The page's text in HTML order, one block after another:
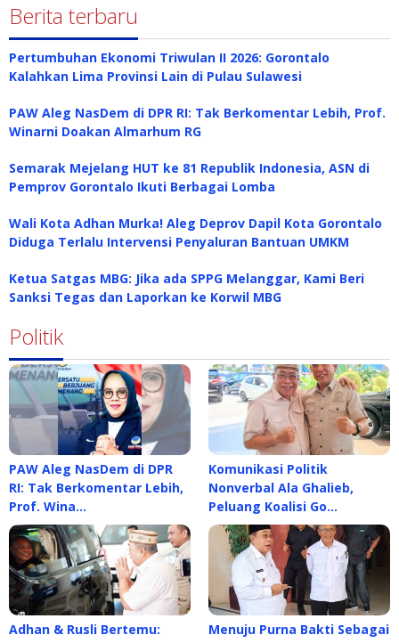
Berita terbaru
Pertumbuhan Ekonomi Triwulan II 2026: Gorontalo
Kalahkan Lima Provinsi Lain di Pulau Sulawesi
PAW Aleg NasDem di DPR RI: Tak Berkomentar Lebih, Prof.
Winarni Doakan Almarhum RG
Semarak Mejelang HUT ke 81 Republik Indonesia, ASN di
Pemprov Gorontalo Ikuti Berbagai Lomba
Wali Kota Adhan Murka! Aleg Deprov Dapil Kota Gorontalo
Diduga Terlalu Intervensi Penyaluran Bantuan UMKM
Ketua Satgas MBG: Jika ada SPPG Melanggar, Kami Beri
Sanksi Tegas dan Laporkan ke Korwil MBG
Politik
PAW Aleg NasDem di DPR
RI: Tak Berkomentar Lebih,
Prof. Wina…
Komunikasi Politik
Nonverbal Ala Ghalieb,
Peluang Koalisi Go…
Adhan & Rusli Bertemu:
Menuju Purna Bakti Sebagai